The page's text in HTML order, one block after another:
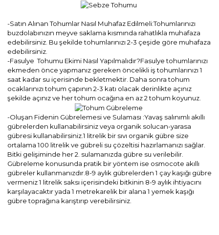
-Satın Alınan Tohumlar Nasıl Muhafaz Edilmeli:Tohumlarınızı
buzdolabınızın meyve saklama kısmında rahatlıkla muhafaza
edebilirsiniz. Bu şekilde tohumlarınızı 2-3 çeşide göre muhafaza
edebilirsiniz.
-Fasulye Tohumu Ekimi Nasıl Yapılmalıdır?Fasulye tohumlarınızı
ekmeden önce yapmanız gereken öncelikli iş tohumlarınızı 1
saat kadar su içerisinde bekletmektir. Daha sonra tohum
ocaklarınızı tohum çapının 2-3 katı olacak derinlikte açınız
şekilde açınız ve her tohum ocağına en az 2 tohum koyunuz.
-Oluşan Fidenin Gübrelemesi ve Sulaması :Yavaş salınımlı akıllı
gübrelerden kullanabilirsiniz veya organik solucan-yarasa
gübresi kullanabilirsiniz.1 litrelik bir sıvı organik gübre size
ortalama 100 litrelik ve gübreli su çözeltisi hazırlamanızı sağlar.
Bitki gelişiminde her 2. sulamanızda gübre su verilebilir.
Gübreleme konusunda pratik bir yöntem ise osmocote akıllı
gübreler kullanmanızdır.8-9 aylık gübrelerden 1 çay kaşığı gübre
vermeniz 1 litrelik saksı içerisindeki bitkinin 8-9 aylık ihtiyacını
karşılayacaktır yada 1 metrekarelik bir alana 1 yemek kaşığı
gübre toprağına karıştırıp verebilirsiniz.